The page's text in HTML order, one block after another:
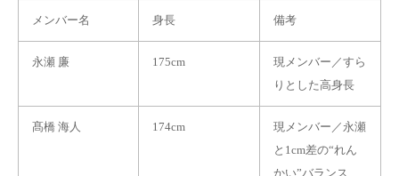
メンバー名 身長 備考
永瀬 廉 175cm
現メンバー／すら
りとした高身長
髙橋 海人 174cm
現メンバー／永瀬
と1cm差の“れん
かい”バランス